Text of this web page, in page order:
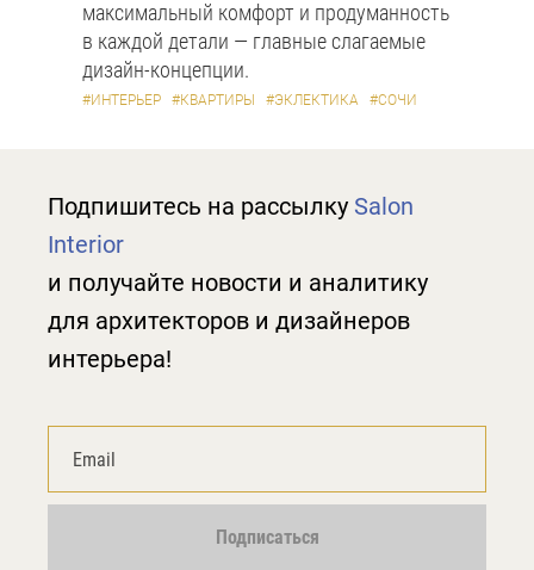
максимальный комфорт и продуманность
в каждой детали — главные слагаемые
дизайн-концепции.
#ИНТЕРЬЕР #КВАРТИРЫ #ЭКЛЕКТИКА #СОЧИ
Подпишитесь на рассылку Salon
Interior
и получайте новости и аналитику
для архитекторов и дизайнеров
интерьера!
Подписаться